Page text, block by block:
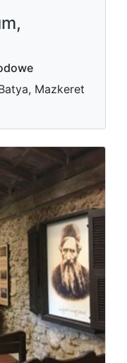
Mazkeret